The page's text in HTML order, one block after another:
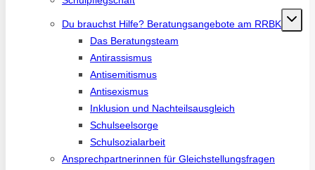
Du brauchst Hilfe? Beratungsangebote am RRBK
Das Beratungsteam
Antirassismus
Antisemitismus
Antisexismus
Inklusion und Nachteilsausgleich
Schulseelsorge
Schulsozialarbeit
Ansprechpartnerinnen für Gleichstellungsfragen